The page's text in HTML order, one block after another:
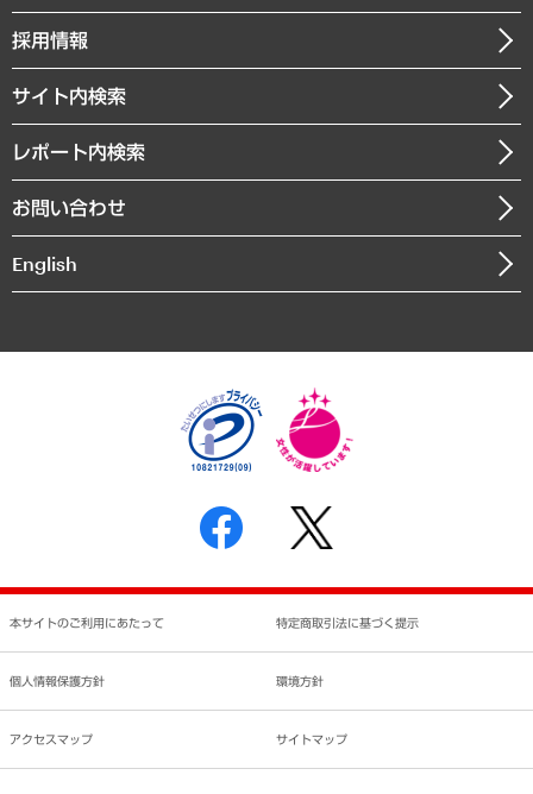
GRC（ガバナンス・リスク・コンプライアンス）・防災（政策）
経済・産業・雇用・労働
まちづくり・観光・交通・スポーツ・スマートシティ
自然資源・農林水産業・食料システム
経営用語集
受託・受注実績（官公庁関連）
メディア掲載・出演
社長メッセージ
会社概要
沿革
組織図・本部部室紹介
インドネシア現地法人
個人情報保護方針
反社会的勢力に対する基本方針
書面による個人情報の開示等の請求の手続きについて
ニュースリリース
お知らせ
採用情報
サイト内検索
レポート内検索
お問い合わせ
English
本サイトのご利用にあたって 特定商取引法に基づく提示
個人情報保護方針 環境方針
アクセスマップ サイトマップ